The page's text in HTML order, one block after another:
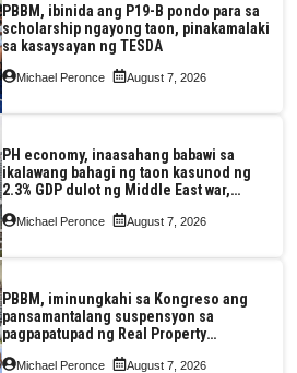
PBBM, ibinida ang P19-B pondo para sa
scholarship ngayong taon, pinakamalaki
sa kasaysayan ng TESDA
Michael Peronce August 7, 2026
PH economy, inaasahang babawi sa
ikalawang bahagi ng taon kasunod ng
2.3% GDP dulot ng Middle East war,
pagkaantala ng public construction
Michael Peronce August 7, 2026
PBBM, iminungkahi sa Kongreso ang
pansamantalang suspensyon sa
pagpapatupad ng Real Property
Valuation and Assessment Reform Act
Michael Peronce August 7, 2026